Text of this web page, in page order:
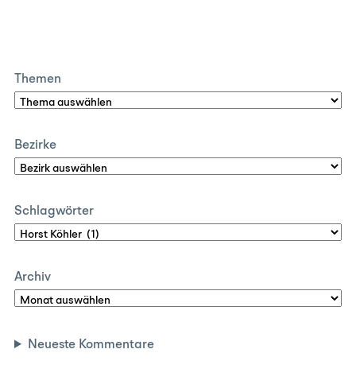
Themen
Bezirke
Schlagwörter
Archiv
Neueste Kommentare